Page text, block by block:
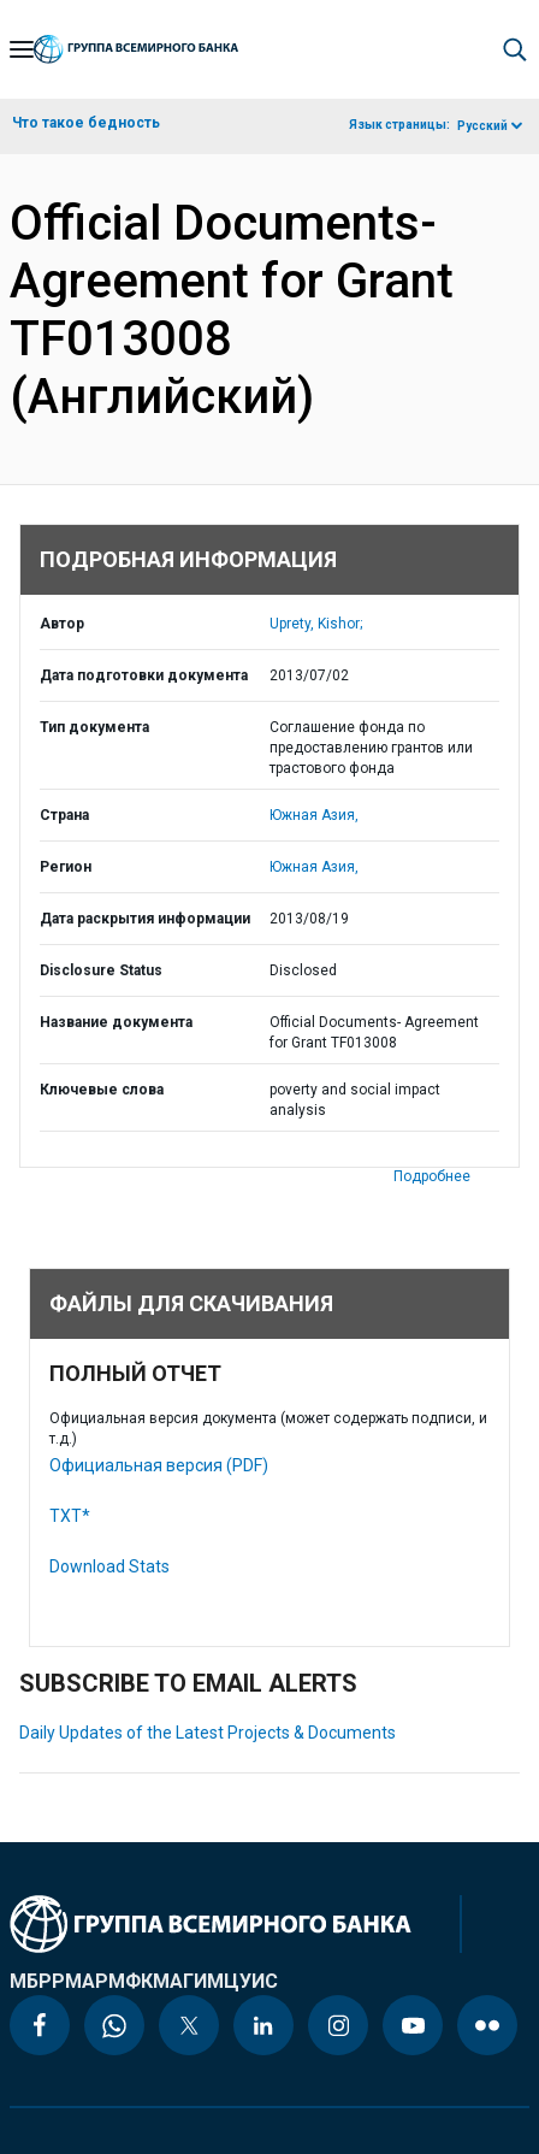
Skip
Navigation
Что такое бедность Язык страницы: Русский
Official Documents-
Agreement for Grant
TF013008
(Английский)
ПОДРОБНАЯ ИНФОРМАЦИЯ
Автор Uprety, Kishor;
Дата подготовки документа 2013/07/02
Тип документа
Соглашение фонда по
предоставлению грантов или
трастового фонда
Страна Южная Азия,
Регион Южная Азия,
Дата раскрытия информации 2013/08/19
Disclosure Status Disclosed
Название документа
Official Documents- Agreement
for Grant TF013008
Ключевые слова
poverty and social impact
analysis
Подробнее
ФАЙЛЫ ДЛЯ СКАЧИВАНИЯ
ПОЛНЫЙ ОТЧЕТ
Официальная версия документа (может содержать подписи, и
т.д.)
Официальная версия (PDF)
TXT*
Download Stats
SUBSCRIBE TO EMAIL ALERTS
Daily Updates of the Latest Projects & Documents
МБРРМАРМФКМАГИМЦУИС